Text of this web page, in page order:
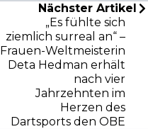
Nächster Artikel
„Es fühlte sich
ziemlich surreal an“ –
Frauen-Weltmeisterin
Deta Hedman erhält
nach vier
Jahrzehnten im
Herzen des
Dartsports den OBE